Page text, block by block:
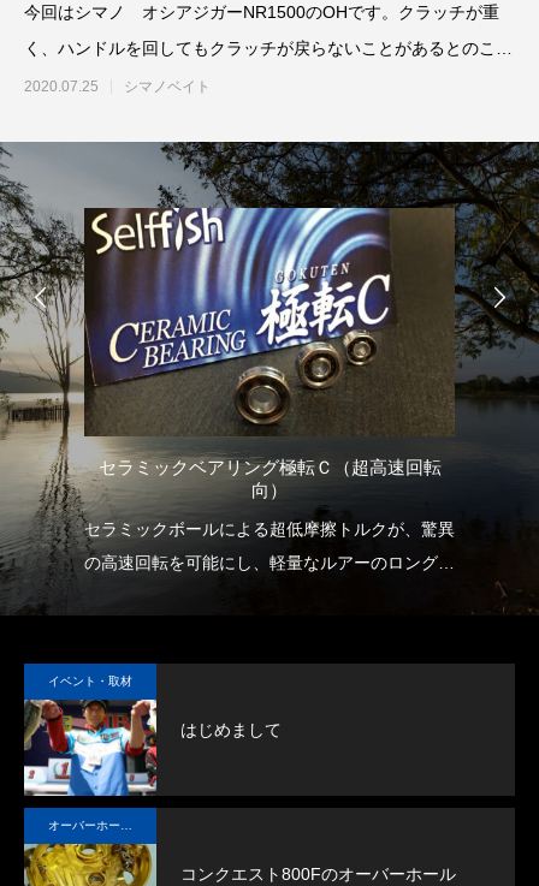
2026.01.01
BSフジ「名品再生
2025.05.16
リールオーバーホール「マスタープログラ
ム」
Selffishが教えるリ
（第22回）コラム
今回はシマノ オシアジガーNR1500のOHです。クラッチが重
く、ハンドルを回してもクラッチが戻らないことがあるとのこと
で原因を探り
2020.07.25 シマノベイト
セラミックベアリング極転Ｃ（超高速回転
向）
セラミックボールによる超低摩擦トルクが、驚異
の高速回転を可能にし、軽量なルアーのロングキ
い者勝ちの釣りに大きなアドバンテージをもたら
します。
の
イベント・取材
はじめまして
オーバーホール実例
コンクエスト800Fのオーバーホール